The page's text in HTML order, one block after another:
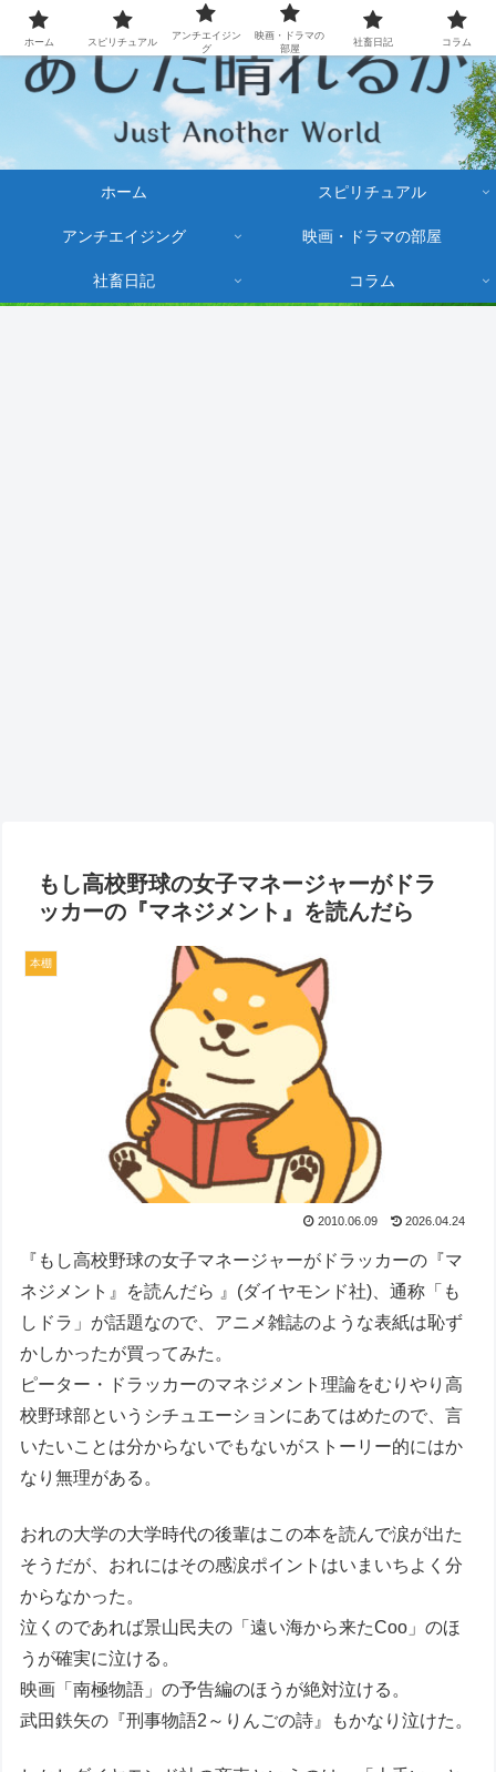
ホーム スピリチュアル
アンチエイジング 映画・ドラマの部屋
社畜日記 コラム
もし高校野球の女子マネージャーがドラ
ッカーの『マネジメント』を読んだら
本棚
2010.06.09 2026.04.24
『もし高校野球の女子マネージャーがドラッカーの『マ
ネジメント』を読んだら 』(ダイヤモンド社)、通称「も
しドラ」が話題なので、アニメ雑誌のような表紙は恥ず
かしかったが買ってみた。
ピーター・ドラッカーのマネジメント理論をむりやり高
校野球部というシチュエーションにあてはめたので、言
いたいことは分からないでもないがストーリー的にはか
なり無理がある。
おれの大学の大学時代の後輩はこの本を読んで涙が出た
そうだが、おれにはその感涙ポイントはいまいちよく分
からなかった。
泣くのであれば景山民夫の「遠い海から来たCoo」のほ
うが確実に泣ける。
映画「南極物語」の予告編のほうが絶対泣ける。
武田鉄矢の『刑事物語2～りんごの詩』もかなり泣けた。
ホーム スピリチュアル
アンチエイジン
グ
映画・ドラマの
部屋
社畜日記 コラム